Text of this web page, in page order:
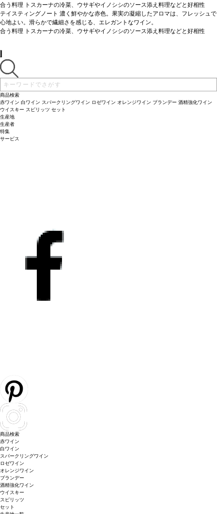
合う料理 トスカーナの冷菜、ウサギやイノシシのソース添え料理などと好相性
葡萄品種サンジョヴェーゼ 90%、カナイオーロ 10%
テイスティングノート 濃く鮮やかな赤色。果実の凝縮したアロマは、フレッシュで
心地よい。滑らかで繊細さを感じる、エレガントなワイン。
合う料理 トスカーナの冷菜、ウサギやイノシシのソース添え料理などと好相性
商品検索
赤ワイン 白ワイン スパークリングワイン ロゼワイン オレンジワイン ブランデー 酒精強化ワイン
ウイスキー スピリッツ セット
生産地
生産者
特集
サービス
商品検索
赤ワイン
白ワイン
スパークリングワイン
ロゼワイン
オレンジワイン
ブランデー
酒精強化ワイン
ウイスキー
スピリッツ
セット